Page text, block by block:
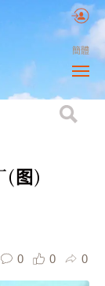
簡體
(图)
0 0 0